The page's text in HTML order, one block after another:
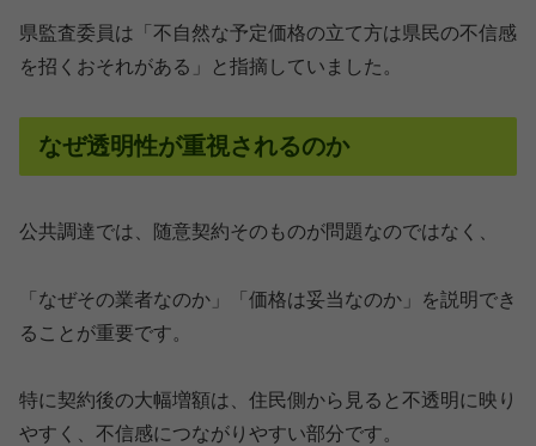
県監査委員は「不自然な予定価格の立て方は県民の不信感
を招くおそれがある」と指摘していました。
なぜ透明性が重視されるのか
公共調達では、随意契約そのものが問題なのではなく、
「なぜその業者なのか」「価格は妥当なのか」を説明でき
ることが重要です。
特に契約後の大幅増額は、住民側から見ると不透明に映り
やすく、不信感につながりやすい部分です。